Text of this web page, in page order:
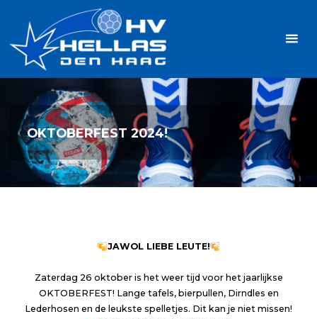
inhoud
OKTOBERFEST 2024!
JAWOL LIEBE LEUTE!
Zaterdag 26 oktober is het weer tijd voor het jaarlijkse
OKTOBERFEST! Lange tafels, bierpullen, Dirndles en
Lederhosen en de leukste spelletjes. Dit kan je niet missen!